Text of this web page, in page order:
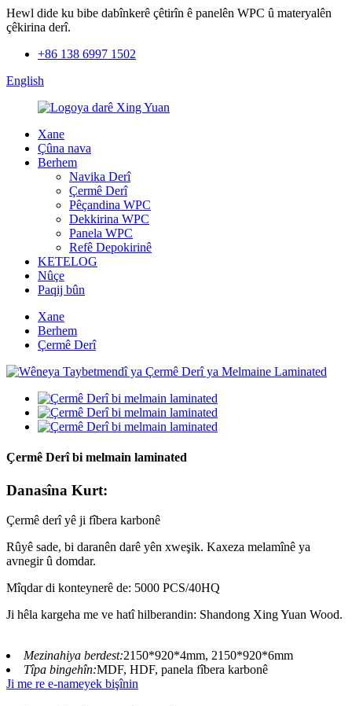
Hewl dide ku bibe dabînkerê çêtirîn ê panelên WPC û materyalên
çêkirina derî.
+86 138 6997 1502
English
Xane
Çûna nava
Berhem
Navika Derî
Çermê Derî
Pêçandina WPC
Dekkirina WPC
Panela WPC
Refê Depokirinê
KETELOG
Nûçe
Paqij bûn
Xane
Berhem
Çermê Derî
Çermê Derî bi melmain laminated
Danasîna Kurt:
Çermê derî yê ji fîbera karbonê
Rûyê sade, bi daranên darê yên xweşik. Kaxeza melamînê ya
avnegir û domdar.
Mîqdar di konteynerê de: 5000 PCS/40HQ
Ji hêla kargeha me ve hatî hilberandin: Shandong Xing Yuan Wood.
Mezinahiya berdest:2150*920*4mm, 2150*920*6mm
Tîpa bingehîn:MDF, HDF, panela fîbera karbonê
Ji me re e-nameyek bişînin